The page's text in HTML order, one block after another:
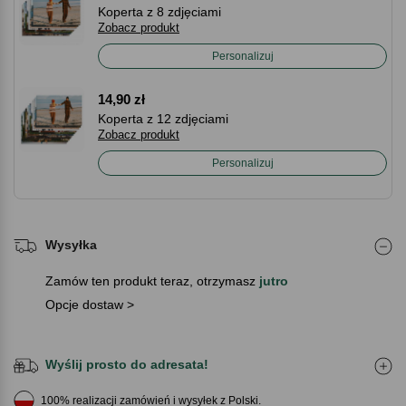
Koperta z 8 zdjęciami
Zobacz produkt
Personalizuj
14,90 zł
Koperta z 12 zdjęciami
Zobacz produkt
Personalizuj
Wysyłka
Zamów ten produkt teraz, otrzymasz jutro
Opcje dostaw >
Wyślij prosto do adresata!
100% realizacji zamówień i wysyłek z Polski.